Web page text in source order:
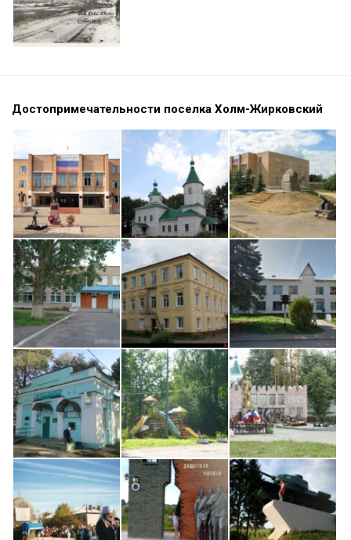
Достопримечательности поселка Холм-Жирковский